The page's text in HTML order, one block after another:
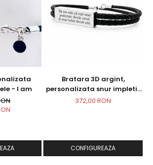
- I am
Bratara 3D argint,
personalizata snur impletit
piele naturala - Sa nu uiti...
372,00 RON
CONFIGUREAZA